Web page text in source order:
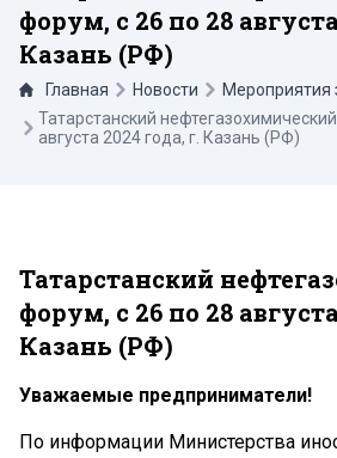
форум, с 26 по 28
Казань (РФ)
Главная Новости
Мероприятия
Татарстанский
августа 2024 года, г. Казань (РФ)
Татарстанский
форум, с 26 по 28
Казань (РФ)
Уважаемые предприниматели!
По информации Министерства